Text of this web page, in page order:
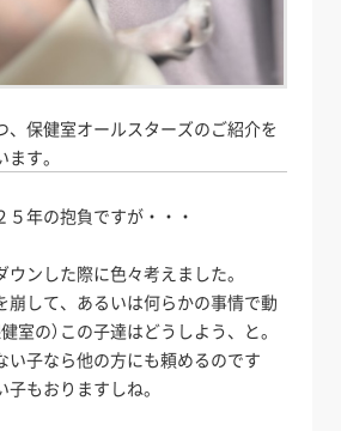
、保健室オールスターズのご紹介を
す。
５年の抱負ですが・・・
ンした際に色々考えました。
崩して、あるいは何らかの事情で動
室の）この子達はどうしよう、と。
い子なら他の方にも頼めるのです
もおりますしね。